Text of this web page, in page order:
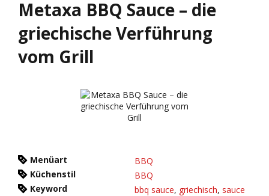
Metaxa BBQ Sauce – die
griechische Verführung
vom Grill
Menüart
BBQ
Küchenstil
BBQ
Keyword
bbq sauce, griechisch, sauce